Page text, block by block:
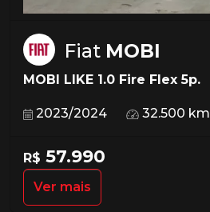
Fiat MOBI
MOBI LIKE 1.0 Fire Flex 5p.
2023/2024 32.500 km
R$ 57.990
Ver mais